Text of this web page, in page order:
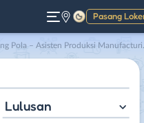
Pasang
Gelap
Produksi Manufacturing – Procurement di Liberty Society
Lulusan